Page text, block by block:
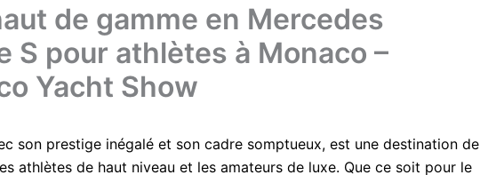
de gamme en Mercedes
S pour athlètes à Monaco –
Yacht Show
son prestige inégalé et son cadre somptueux, est une destination de
athlètes de haut niveau et les amateurs de luxe. Que ce soit pour le